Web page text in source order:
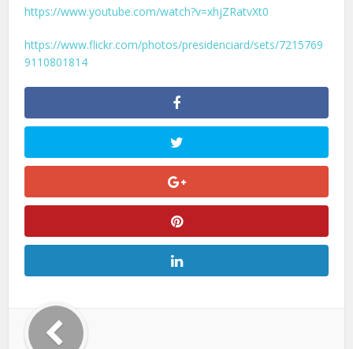
https://www.youtube.com/watch?v=xhjZRatvXt0
https://www.flickr.com/photos/presidenciard/sets/7215769
9110801814